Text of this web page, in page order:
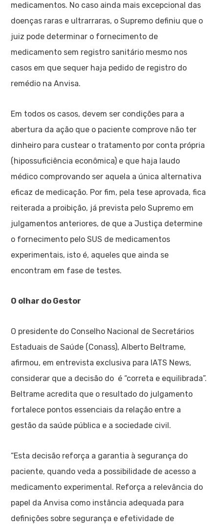
medicamentos. No caso ainda mais excepcional das
doenças raras e ultrarraras, o Supremo definiu que o
juiz pode determinar o fornecimento de
medicamento sem registro sanitário mesmo nos
casos em que sequer haja pedido de registro do
remédio na Anvisa.
Em todos os casos, devem ser condições para a
abertura da ação que o paciente comprove não ter
dinheiro para custear o tratamento por conta própria
(hipossuficiência econômica) e que haja laudo
médico comprovando ser aquela a única alternativa
eficaz de medicação. Por fim, pela tese aprovada, fica
reiterada a proibição, já prevista pelo Supremo em
julgamentos anteriores, de que a Justiça determine
o fornecimento pelo SUS de medicamentos
experimentais, isto é, aqueles que ainda se
encontram em fase de testes.
O olhar do Gestor
O presidente do Conselho Nacional de Secretários
Estaduais de Saúde (Conass), Alberto Beltrame,
afirmou, em entrevista exclusiva para IATS News,
considerar que a decisão do é “correta e equilibrada”.
Beltrame acredita que o resultado do julgamento
fortalece pontos essenciais da relação entre a
gestão da saúde pública e a sociedade civil.
“Esta decisão reforça a garantia à segurança do
paciente, quando veda a possibilidade de acesso a
medicamento experimental. Reforça a relevância do
papel da Anvisa como instância adequada para
definições sobre segurança e efetividade de